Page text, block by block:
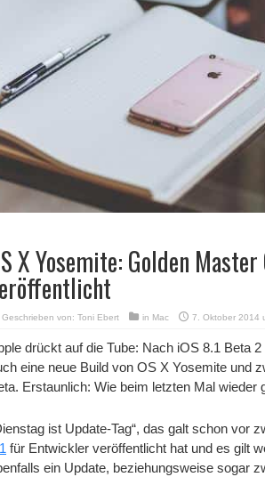
X Yosemite: Golden
Geschrieben von: Toni Ebert in Mac 7. Oktober 2014
drückt auf die Tube: Nach iOS 8.1 Beta
eine neue Build von OS X Yosemite und
Erstaunlich: Wie beim letzten Mal wieder
ist Update-Tag“, das galt schon vor
für Entwickler veröffentlicht hat und es gilt
ein Update, beziehungsweise sogar